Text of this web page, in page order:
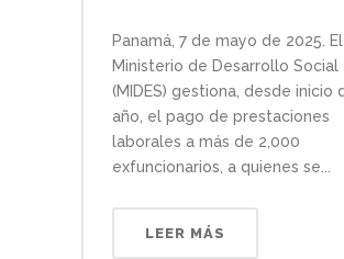
Panamá, 7 de mayo de 2025. El
Ministerio de Desarrollo Social
(MIDES) gestiona, desde inicio
año, el pago de prestaciones
laborales a más de 2,000
exfuncionarios, a quienes se...
LEER MÁS